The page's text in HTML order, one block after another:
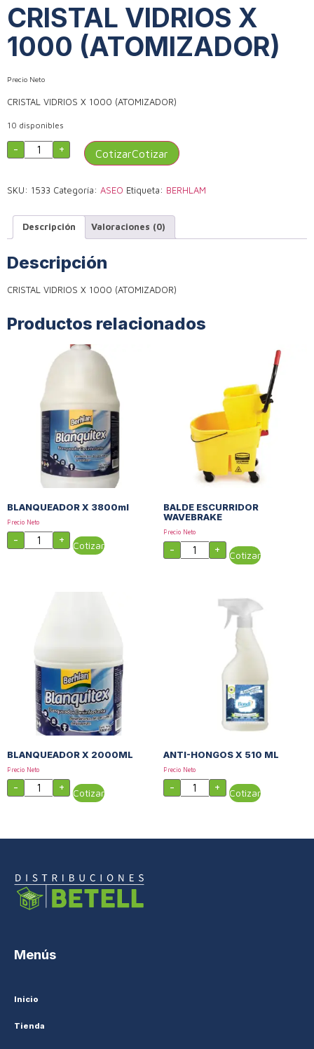
CRISTAL VIDRIOS X
1000 (ATOMIZADOR)
Precio Neto
CRISTAL VIDRIOS X 1000 (ATOMIZADOR)
10 disponibles
- + Cotizar
SKU: 1533 Categoría: ASEO Etiqueta: BERHLAM
Descripción Valoraciones (0)
Descripción
CRISTAL VIDRIOS X 1000 (ATOMIZADOR)
Productos relacionados
BLANQUEADOR X 3800ml
Precio Neto
- + Cotizar
BALDE ESCURRIDOR
WAVEBRAKE
Precio Neto
- + Cotizar
BLANQUEADOR X 2000ML
Precio Neto
- + Cotizar
ANTI-HONGOS X 510 ML
Precio Neto
- + Cotizar
Menús
Inicio
Tienda